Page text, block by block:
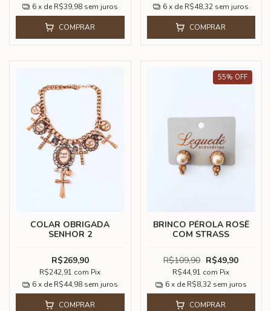
6 x de R$39,98 sem juros
COMPRAR
6 x de R$48,32 sem juros
COMPRAR
COLAR OBRIGADA
SENHOR 2
R$269,90
R$242,91 com Pix
6 x de R$44,98 sem juros
COMPRAR
55% OFF
BRINCO PÉROLA ROSÊ
COM STRASS
R$109,90 R$49,90
R$44,91 com Pix
6 x de R$8,32 sem juros
COMPRAR